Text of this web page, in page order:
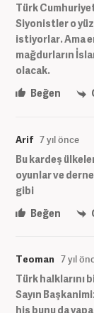
Türk
Siyonistler o
istiyorlar. Ama
mağdurların
olacak.
Beğen
Arif 7 yıl önce
Bu kardeş
oyunlar ve
gibi
Beğen
Teoman 7 yıl
Türk halklarını
Sayın
his bunu da